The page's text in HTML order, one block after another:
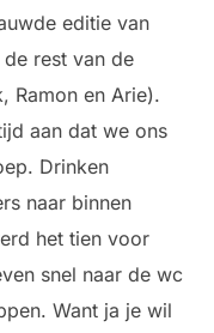
editie van
rest van de
Ramon en Arie).
aan dat we ons
Drinken
naar binnen
het tien voor
snel naar de wc
Want ja je wil